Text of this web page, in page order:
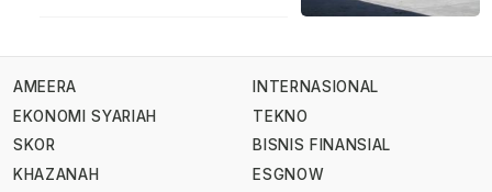
AMEERA
EKONOMI SYARIAH
SKOR
KHAZANAH
INTERNASIONAL
TEKNO
BISNIS FINANSIAL
ESGNOW